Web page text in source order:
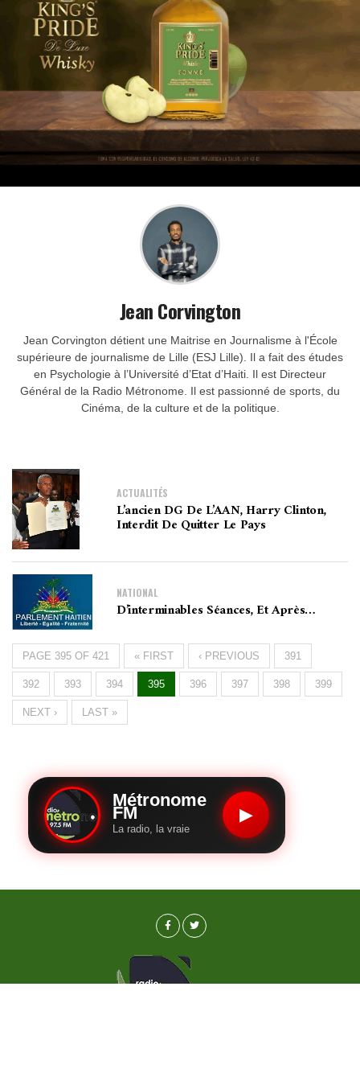
Jean Corvington
Jean Corvington détient une Maitrise en Journalisme à l'École
supérieure de journalisme de Lille (ESJ Lille). Il a fait des études
en Psychologie à l’Université d’Etat d’Haiti. Il est Directeur
Général de la Radio Métronome. Il est passionné de sports, du
Cinéma, de la culture et de la politique.
ACTUALITÉS
L’ancien DG De L’AAN, Harry Clinton,
Interdit De Quitter Le Pays
NATIONAL
D’interminables Séances, Et Après…
PAGE 395 OF 421 « FIRST ‹ PREVIOUS 391
392 393 394 395 396 397 398 399
NEXT › LAST »
Métronome
FM
La radio, la vraie
▶